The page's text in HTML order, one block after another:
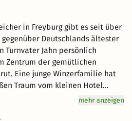
in Freyburg gibt es seit über
Deutschlands ältester
Turnvater Jahn persönlich
Zentrum der gemütlichen
Eine junge Winzerfamilie hat
Traum vom kleinen Hotel
geworden. Einmehr anzeigen